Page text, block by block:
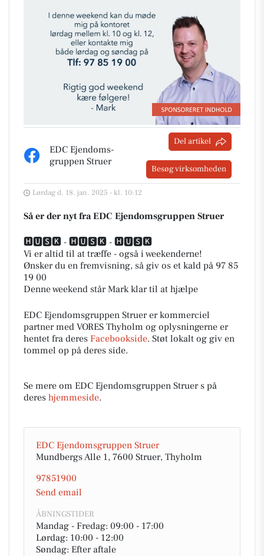
EDC Ejen­doms­
grup­pen Struer
Del artikel
Besøg virksomheden
Lørdag d. 18. jan. 2025 - kl. 10:12
Så er der nyt fra EDC Ejen­doms­grup­pen Struer
️🅷🆄🆂🅺 - 🅷🆄🆂🅺 - 🅷🆄🆂🅺️
Vi er altid til at træffe - også i weekenderne!
Ønsker du en fremvisning, så giv os et kald på 97 85
19 00
Denne weekend står Mark klar til at hjælpe
EDC Ejen­doms­grup­pen Struer er kommerciel
partner med VORES Thyholm og oplysningerne er
hentet fra deres Facebookside. Støt lokalt og giv en
tommel op på deres side.
Se mere om EDC Ejen­doms­grup­pen Struer s på
deres hjemmeside.
EDC Ejen­doms­grup­pen Struer
Mundbergs Alle 1, 7600 Struer, Thyholm
97851900
Send email
ÅBNINGSTIDER
Mandag - Fredag: 09:00 - 17:00
Lørdag: 10:00 - 12:00
Søndag: Efter aftale